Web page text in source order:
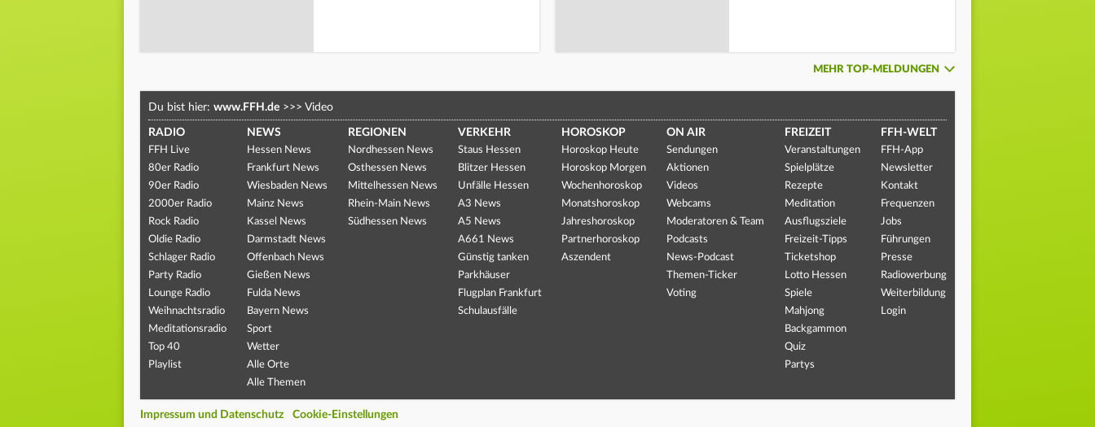
MEHR TOP-MELDUNGEN
Du bist hier: www.FFH.de >>> Video
RADIO
FFH Live
80er Radio
90er Radio
2000er Radio
Rock Radio
Oldie Radio
Schlager Radio
Party Radio
Lounge Radio
Weihnachtsradio
Meditationsradio
Top 40
Playlist
NEWS
Hessen News
Frankfurt News
Wiesbaden News
Mainz News
Kassel News
Darmstadt News
Offenbach News
Gießen News
Fulda News
Bayern News
Sport
Wetter
Alle Orte
Alle Themen
REGIONEN
Nordhessen News
Osthessen News
Mittelhessen News
Rhein-Main News
Südhessen News
VERKEHR
Staus Hessen
Blitzer Hessen
Unfälle Hessen
A3 News
A5 News
A661 News
Günstig tanken
Parkhäuser
Flugplan Frankfurt
Schulausfälle
HOROSKOP
Horoskop Heute
Horoskop Morgen
Wochenhoroskop
Monatshoroskop
Jahreshoroskop
Partnerhoroskop
Aszendent
ON AIR
Sendungen
Aktionen
Videos
Webcams
Moderatoren & Team
Podcasts
News-Podcast
Themen-Ticker
Voting
FREIZEIT
Veranstaltungen
Spielplätze
Rezepte
Meditation
Ausflugsziele
Freizeit-Tipps
Ticketshop
Lotto Hessen
Spiele
Mahjong
Backgammon
Quiz
Partys
FFH-WELT
FFH-App
Newsletter
Kontakt
Frequenzen
Jobs
Führungen
Presse
Radiowerbung
Weiterbildung
Login
Impressum und Datenschutz Cookie-Einstellungen